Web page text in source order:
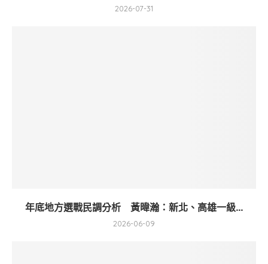
2026-07-31
年底地方選戰民調分析 黃暐瀚：新北、高雄一級...
2026-06-09